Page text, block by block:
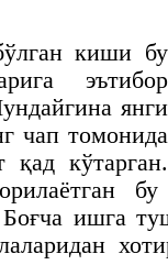
киши бу
эътибор
янги
чап томонида
қад кўтарган.
ишга